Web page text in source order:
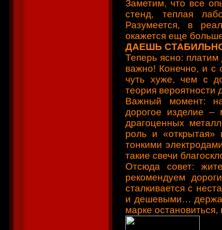
Заметим, что все
стенд, теплая
Разумеется, в
окажется еще
ДАЕШЬ
Теперь ясно: платим
важно! Конечно, и с
чуть хуже, чем с
теория вероятности
Важный момент:
дорогое изделие –
драгоценных
роль и «открытая»
тонкими
такие свечи
Отсюда совет:
рекомендуем
сталкивается с
и дешевыми… держа
марке